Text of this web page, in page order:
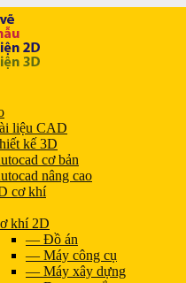
liệu CAD
kế 3D
cơ bản
nâng cao
cơ khí
khí 2D
— Đồ án
— Máy công cụ
— Máy xây dựng